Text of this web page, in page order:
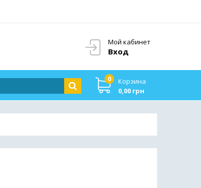
Мой кабинет
Вход
0
Корзина
0,00 грн